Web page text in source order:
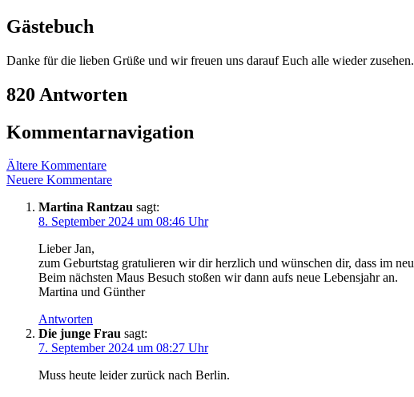
Gästebuch
Danke für die lieben Grüße und wir freuen uns darauf Euch alle wieder
820 Antworten
Kommentarnavigation
Ältere Kommentare
Neuere Kommentare
Martina Rantzau sagt:
8. September 2024 um 08:46 Uhr
Lieber Jan,
zum Geburtstag gratulieren wir dir herzlich und wünschen dir, dass im
Beim nächsten Maus Besuch stoßen wir dann aufs neue Lebensjahr an.
Martina und Günther
Antworten
Die junge Frau sagt:
7. September 2024 um 08:27 Uhr
Muss heute leider zurück nach Berlin.